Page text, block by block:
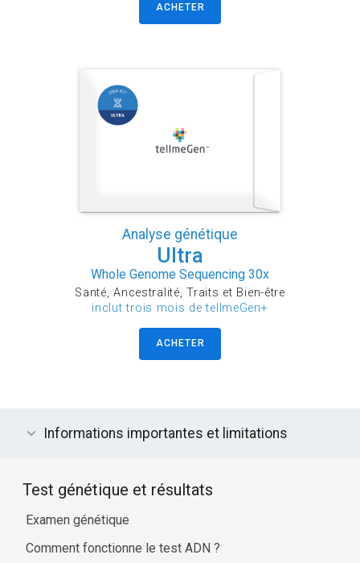
ACHETER
Analyse génétique
Ultra
Whole Genome Sequencing 30x
Santé, Ancestralité, Traits et Bien-être
inclut trois mois de tellmeGen+
ACHETER
Informations importantes et limitations
Test génétique et résultats
Examen génétique
Comment fonctionne le test ADN ?